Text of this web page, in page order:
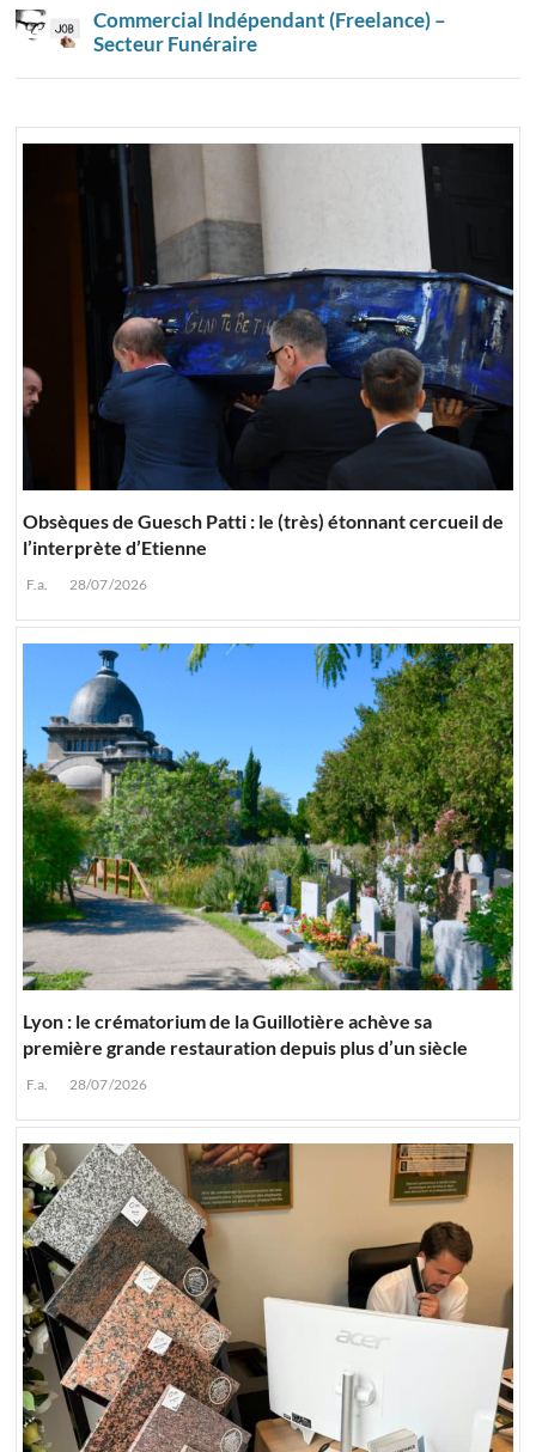
Commercial Indépendant (Freelance) –
Secteur Funéraire
Obsèques de Guesch Patti : le (très) étonnant cercueil de
l’interprète d’Etienne
F.a. 28/07/2026
Lyon : le crématorium de la Guillotière achève sa
première grande restauration depuis plus d’un siècle
F.a. 28/07/2026